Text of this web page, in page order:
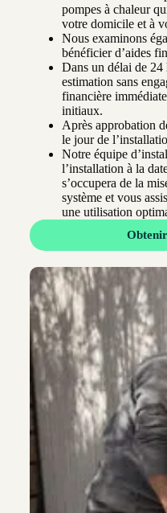
pompes à chaleur
votre domicile et à
Nous examinons
bénéficier d’aides
Dans un délai de 24
estimation sans
financière
initiaux.
Après approbation
le jour de
Notre équipe
l’installation à la
s’occupera de la
système et vous
une utilisation